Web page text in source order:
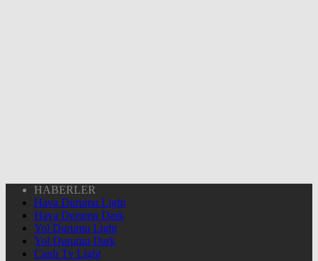
HABERLER
Hava Durumu Light
Hava Durumu Dark
Yol Durumu Light
Yol Durumu Dark
Canlı Tv Light